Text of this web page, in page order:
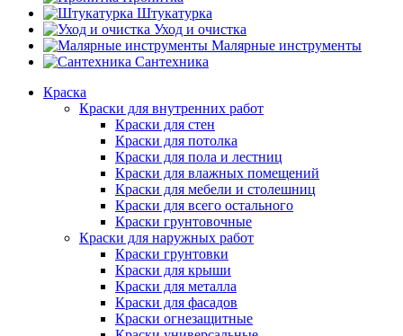
Штукатурка
Уход и очистка
Малярные инструменты
Сантехника
Краска
Краски для внутренних работ
Краски для стен
Краски для потолка
Краски для пола и лестниц
Краски для влажных помещений
Краски для мебели и столешниц
Краски для всего остального
Краски грунтовочные
Краски для наружных работ
Краски грунтовки
Краски для крыши
Краски для металла
Краски для фасадов
Краски огнезащитные